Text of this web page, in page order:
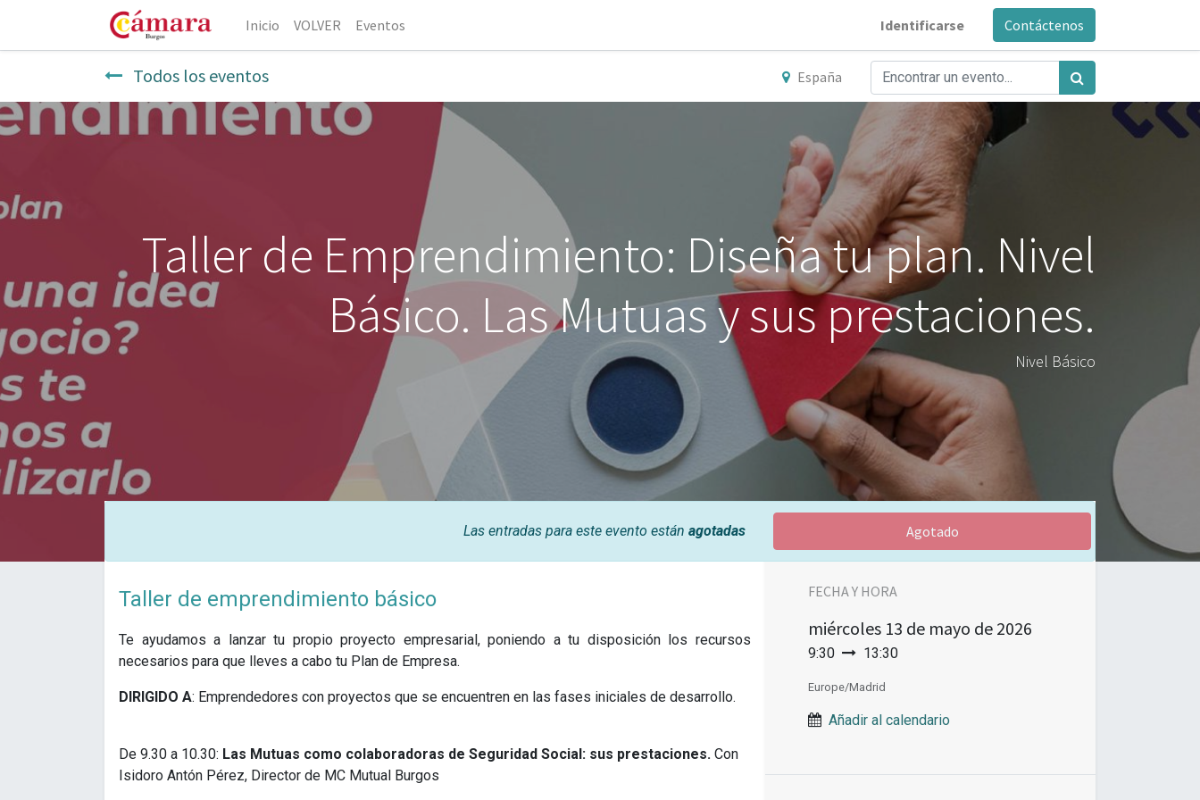
Inicio VOLVER Eventos Identificarse Contáctenos
Todos los eventos España
Taller de Emprendimiento: Diseña tu plan. Nivel
Básico. Las Mutuas y sus prestaciones.
Nivel Básico
Las entradas para este evento están agotadas Agotado
Taller de emprendimiento básico​
Te ayudamos a lanzar tu propio proyecto empresarial, poniendo a tu disposición los recursos
necesarios para que lleves a cabo tu Plan de Empresa.
DIRIGIDO A: Emprendedores con proyectos que se encuentren en las fases iniciales de desarrollo.
De 9.30 a 10.30: Las Mutuas como colaboradoras de Seguridad Social: sus prestaciones. Con
Isidoro Antón Pérez, Director de MC Mutual Burgos
FECHA Y HORA
miércoles 13 de mayo de 2026
9:30 13:30
Europe/Madrid
Añadir al calendario